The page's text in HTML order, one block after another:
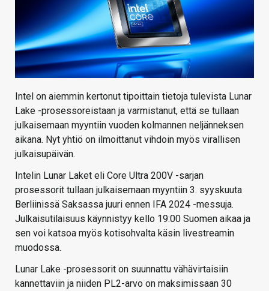
HAKU
Intel on aiemmin kertonut tipoittain tietoja tulevista Lunar
Lake -prosessoreistaan ja varmistanut, että se tullaan
julkaisemaan myyntiin vuoden kolmannen neljänneksen
aikana. Nyt yhtiö on ilmoittanut vihdoin myös virallisen
julkaisupäivän.
Intelin Lunar Laket eli Core Ultra 200V -sarjan
prosessorit tullaan julkaisemaan myyntiin 3. syyskuuta
Berliinissä Saksassa juuri ennen IFA 2024 -messuja.
Julkaisutilaisuus käynnistyy kello 19:00 Suomen aikaa ja
sen voi katsoa myös kotisohvalta käsin livestreamin
muodossa.
Lunar Lake -prosessorit on suunnattu vähävirtaisiin
kannettaviin ja niiden PL2-arvo on maksimissaan 30